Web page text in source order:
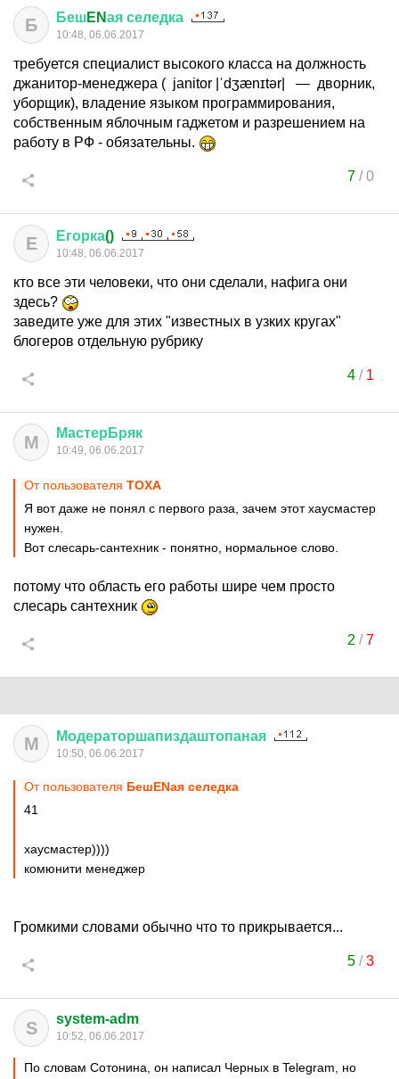
Б БешENая селедка
10:48, 06.06.2017
требуется специалист высокого класса на должность
джанитор-менеджера ( janitor |ˈdʒænɪtər| — дворник,
уборщик), владение языком программирования,
собственным яблочным гаджетом и разрешением на
работу в РФ - обязательны.
7/0
Е Егорка()
10:48, 06.06.2017
кто все эти человеки, что они сделали, нафига они
здесь?
заведите уже для этих "известных в узких кругах"
блогеров отдельную рубрику
4/ 1
М МастерБряк
10:49, 06.06.2017
От пользователя TOXA
Я вот даже не понял с первого раза, зачем этот хаусмастер
нужен.
Вот слесарь-сантехник - понятно, нормальное слово.
потому что область его работы шире чем просто
слесарь сантехник
2 /7
М Модераторшапиздаштопаная
10:50, 06.06.2017
От пользователя БешENая селедка
41
хаусмастер))))
комюнити менеджер
Громкими словами обычно что то прикрывается...
5/3
S system-adm
10:52, 06.06.2017
По словам Сотонина, он написал Черных в Telegram, но